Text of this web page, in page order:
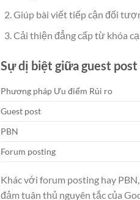
Giúp bài viết tiếp cận đối
Cải thiện đẳng cấp từ khóa
Sự dị biệt giữa guest
Phương pháp Ưu điểm Rủi ro
Guest post
PBN
Forum posting
Khác với forum posting hay
đảm tuân thủ nguyên tắc của